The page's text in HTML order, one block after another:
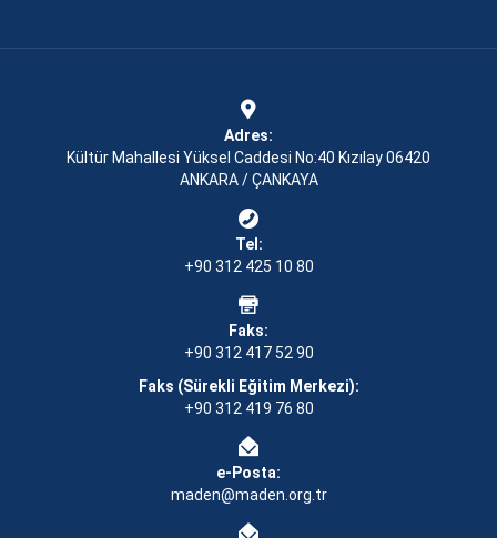
Adres:
Kültür Mahallesi Yüksel Caddesi No:40 Kızılay 06420
ANKARA / ÇANKAYA
Tel:
+90 312 425 10 80
Faks:
+90 312 417 52 90
Faks (Sürekli Eğitim Merkezi):
+90 312 419 76 80
e-Posta:
maden@maden.org.tr